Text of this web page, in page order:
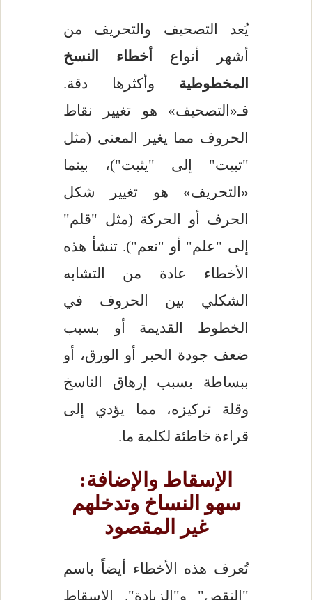
يُعد التصحيف والتحريف من
أشهر أنواع
أخطاء النسخ
المخطوطية وأكثرها دقة.
فـ«التصحيف» هو تغيير نقاط
الحروف مما يغير المعنى (مثل
"تبيت" إلى "يثبت")، بينما
«التحريف» هو تغيير شكل
الحرف أو الحركة (مثل "قلم"
إلى "علم" أو "نعم"). تنشأ هذه
الأخطاء عادة من التشابه
الشكلي بين الحروف في
الخطوط القديمة أو بسبب
ضعف جودة الحبر أو الورق، أو
ببساطة بسبب إرهاق الناسخ
وقلة تركيزه، مما يؤدي إلى
قراءة خاطئة لكلمة ما.
الإسقاط والإضافة:
سهو النساخ وتدخلهم
غير المقصود
تُعرف هذه الأخطاء أيضاً باسم
"النقص" و"الزيادة". الإسقاط